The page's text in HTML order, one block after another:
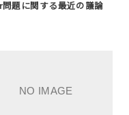
題に関する最近の議論